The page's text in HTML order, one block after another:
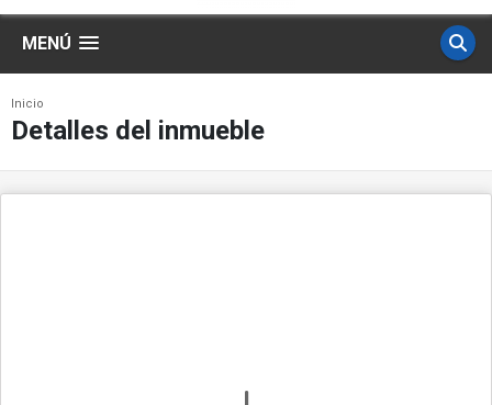
MENÚ
Inicio
Detalles del inmueble